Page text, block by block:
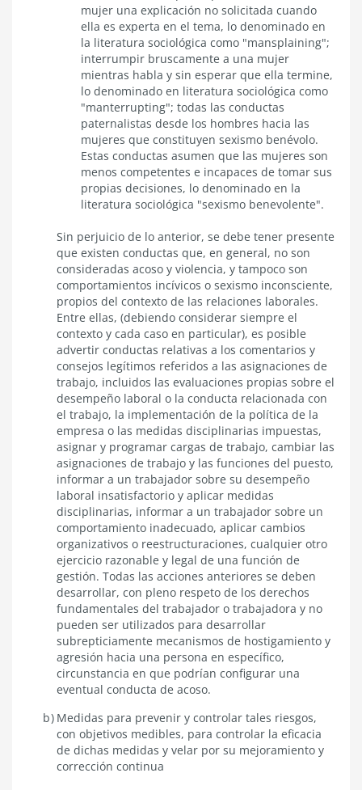
mujer una explicación no solicitada cuando
ella es experta en el tema, lo denominado en
la literatura sociológica como "mansplaining";
interrumpir bruscamente a una mujer
mientras habla y sin esperar que ella termine,
lo denominado en literatura sociológica como
"manterrupting"; todas las conductas
paternalistas desde los hombres hacia las
mujeres que constituyen sexismo benévolo.
Estas conductas asumen que las mujeres son
menos competentes e incapaces de tomar sus
propias decisiones, lo denominado en la
literatura sociológica "sexismo benevolente".
Sin perjuicio de lo anterior, se debe tener presente
que existen conductas que, en general, no son
consideradas acoso y violencia, y tampoco son
comportamientos incívicos o sexismo inconsciente,
propios del contexto de las relaciones laborales.
Entre ellas, (debiendo considerar siempre el
contexto y cada caso en particular), es posible
advertir conductas relativas a los comentarios y
consejos legítimos referidos a las asignaciones de
trabajo, incluidos las evaluaciones propias sobre el
desempeño laboral o la conducta relacionada con
el trabajo, la implementación de la política de la
empresa o las medidas disciplinarias impuestas,
asignar y programar cargas de trabajo, cambiar las
asignaciones de trabajo y las funciones del puesto,
informar a un trabajador sobre su desempeño
laboral insatisfactorio y aplicar medidas
disciplinarias, informar a un trabajador sobre un
comportamiento inadecuado, aplicar cambios
organizativos o reestructuraciones, cualquier otro
ejercicio razonable y legal de una función de
gestión. Todas las acciones anteriores se deben
desarrollar, con pleno respeto de los derechos
fundamentales del trabajador o trabajadora y no
pueden ser utilizados para desarrollar
subrepticiamente mecanismos de hostigamiento y
agresión hacia una persona en específico,
circunstancia en que podrían configurar una
eventual conducta de acoso.
Medidas para prevenir y controlar tales riesgos,
con objetivos medibles, para controlar la eficacia
de dichas medidas y velar por su mejoramiento y
corrección continua